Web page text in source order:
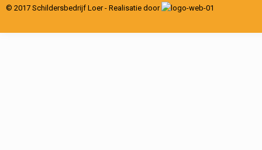
© 2017 Schildersbedrijf Loer - Realisatie door